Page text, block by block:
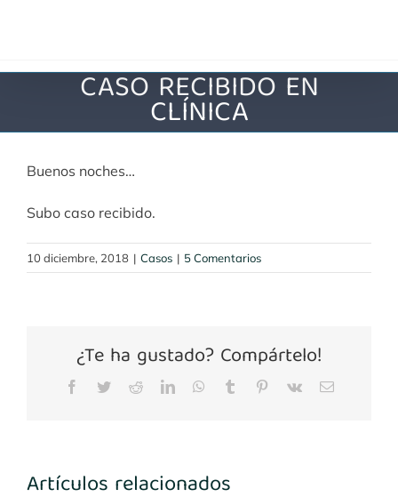
CASO RECIBIDO EN
CLÍNICA
Buenos noches…
Subo caso recibido.
10 diciembre, 2018 | Casos | 5 Comentarios
¿Te ha gustado? Compártelo!
Facebook
TwitterRedditLinkedInWhatsApp
Tumblr Pinterest
Vk
Correo
Artículos relacionados